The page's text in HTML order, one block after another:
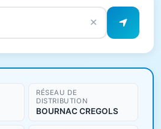
✕
de l'eau
RÉSEAU DE
DISTRIBUTION
BOURNAC CREGOLS